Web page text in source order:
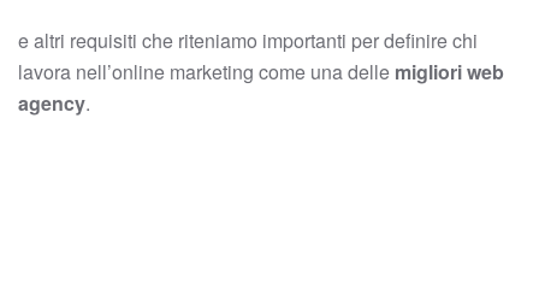
e altri requisiti che riteniamo importanti per definire chi
lavora nell’online marketing come una delle migliori web
agency.